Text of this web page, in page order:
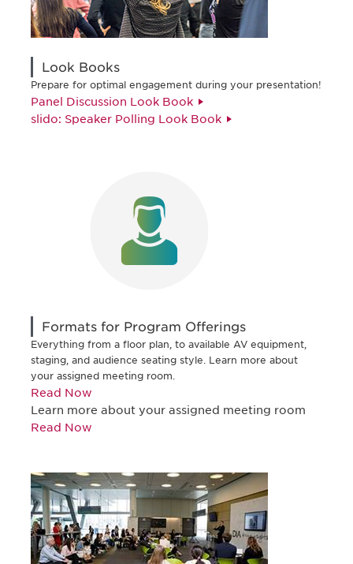
Look Books
Prepare for optimal engagement during your presentation!
Panel Discussion Look Book
slido: Speaker Polling Look Book
Formats for Program Offerings
Everything from a floor plan, to available AV equipment,
staging, and audience seating style. Learn more about
your assigned meeting room.
Read Now
Learn more about your assigned meeting room
Read Now